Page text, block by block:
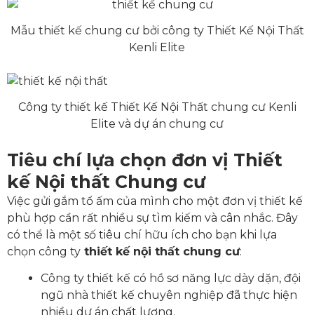
Mẫu thiết kế chung cư bởi công ty Thiết Kế Nội Thất
Kenli Elite
Công ty thiết kế Thiết Kế Nội Thất chung cư Kenli
Elite và dự án chung cư
Tiêu chí lựa chọn đơn vị Thiết
kế Nội thất Chung cư
Việc gửi gắm tổ ấm của mình cho một đơn vị thiết kế
phù hợp cần rất nhiều sự tìm kiếm và cân nhắc. Đây
có thể là một số tiêu chí hữu ích cho bạn khi lựa
chọn công ty thiết kế nội thất chung cư:
Công ty thiết kế có hồ sơ năng lực dày dặn, đội
ngũ nhà thiết kế chuyên nghiệp đã thực hiện
nhiều dự án chất lượng.